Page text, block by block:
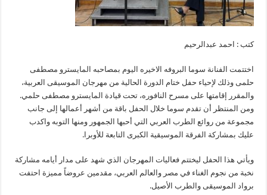
كتب : احمد عبدالرحيم
اختتمت الفنانة سوما البروفه الاخيره اليوم بمصاحبه المايسترو مصطفى
حلمى وذلك لإحياء حفل ختام الدورة الحالية من مهرجان الموسيقى العربية،
والمقرر إقامتها على مسرح النافوره، تحت قيادة المايسترو مصطفى حلمي.
ومن المنتظر أن تقدم سوما خلال الحفل باقة من أشهر أعمالها إلى جانب
مجموعة من روائع الطرب العربي التي أحبها الجمهور ومنها التوبه واكدب
عليك بمشاركة الفرقة الموسيقية الكبرى التابعة للأوبرا.
ويأتي هذا الحفل ليختتم فعاليات المهرجان الذي شهد على مدار أيامه مشاركة
نخبة من نجوم الغناء في مصر والعالم العربي، مقدمين عروضاً مميزة احتفت
برواد الموسيقى والطرب الأصيل.